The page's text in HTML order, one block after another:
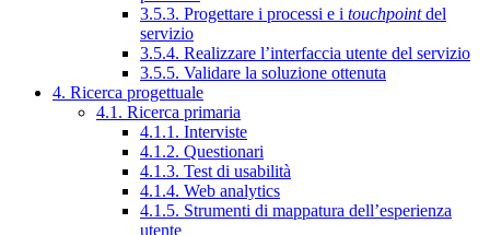
3.5.3. Progettare i processi e i touchpointdel
servizio
3.5.4. Realizzare l’interfaccia utente del servizio
3.5.5. Validare la soluzione ottenuta
4. Ricerca progettuale
4.1. Ricerca primaria
4.1.1. Interviste
4.1.2. Questionari
4.1.3. Test di usabilità
4.1.4. Web analytics
4.1.5. Strumenti di mappatura dell’esperienza
utente